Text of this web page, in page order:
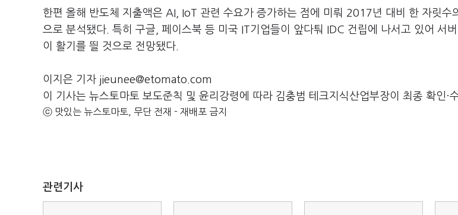
한편 올해 반도체 지출액은 AI, IoT 관련 수요가 증가하는 점에 미뤄 2017년 대비 한 자릿수
으로 분석됐다. 특히 구글, 페이스북 등 미국 IT기업들이 앞다퉈 IDC 건립에 나서고 있어 서
이 활기를 띌 것으로 전망됐다.
이지은 기자 jieunee@etomato.com
이 기사는 뉴스토마토 보도준칙 및 윤리강령에 따라 김충범 테크지식산업부장이 최종 확인·
ⓒ 맛있는 뉴스토마토, 무단 전재 - 재배포 금지
관련기사